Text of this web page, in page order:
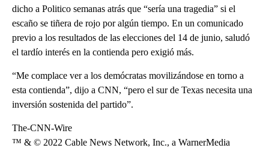
dicho a Politico semanas atrás que “sería una tragedia” si el
escaño se tiñera de rojo por algún tiempo. En un comunicado
previo a los resultados de las elecciones del 14 de junio, saludó
el tardío interés en la contienda pero exigió más.
“Me complace ver a los demócratas movilizándose en torno a
esta contienda”, dijo a CNN, “pero el sur de Texas necesita una
inversión sostenida del partido”.
The-CNN-Wire
™ & © 2022 Cable News Network, Inc., a WarnerMedia